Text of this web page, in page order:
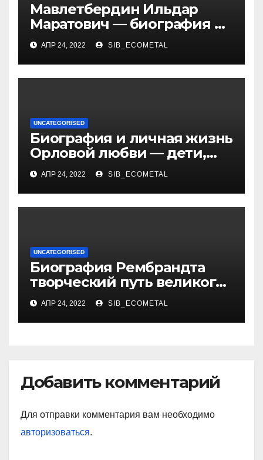
Мавлетбердин Ильдар
Маратович — биография и
достижения талантливого
российского политика и
бизнесмена
АПР 24, 2022 SIB_ECOMETAL
UNCATEGORISED
Биография и личная жизнь
Орловой любви — дети,
достижения, семейные
радости
АПР 24, 2022 SIB_ECOMETAL
UNCATEGORISED
Биография Рембрандта
творческий путь великого
художника
АПР 24, 2022 SIB_ECOMETAL
Добавить комментарий
Для отправки комментария вам необходимо
авторизоваться.